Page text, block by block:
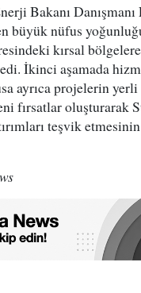
Bakanı
büyük nüfus
kırsal
İkinci aşamada
ayrıca projelerin yerli
fırsatlar oluşturarak
teşvik